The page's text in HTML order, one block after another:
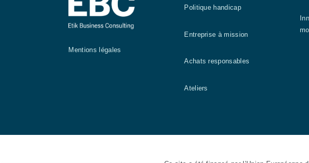
Mentions légales
Politique handicap
Entreprise à mission
Achats responsables
Ateliers